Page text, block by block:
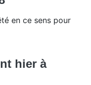
en ce sens pour
hier à